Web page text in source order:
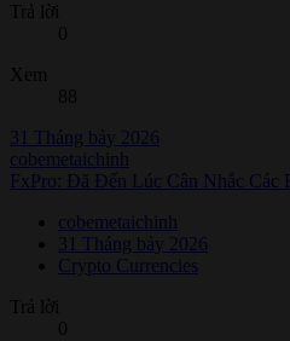
Trả lời
0
Xem
88
31 Tháng bảy 2026
cobemetaichinh
FxPro: Đã Đến Lúc Cân Nhắc
cobemetaichinh
31 Tháng bảy 2026
Crypto Currencies
Trả lời
0